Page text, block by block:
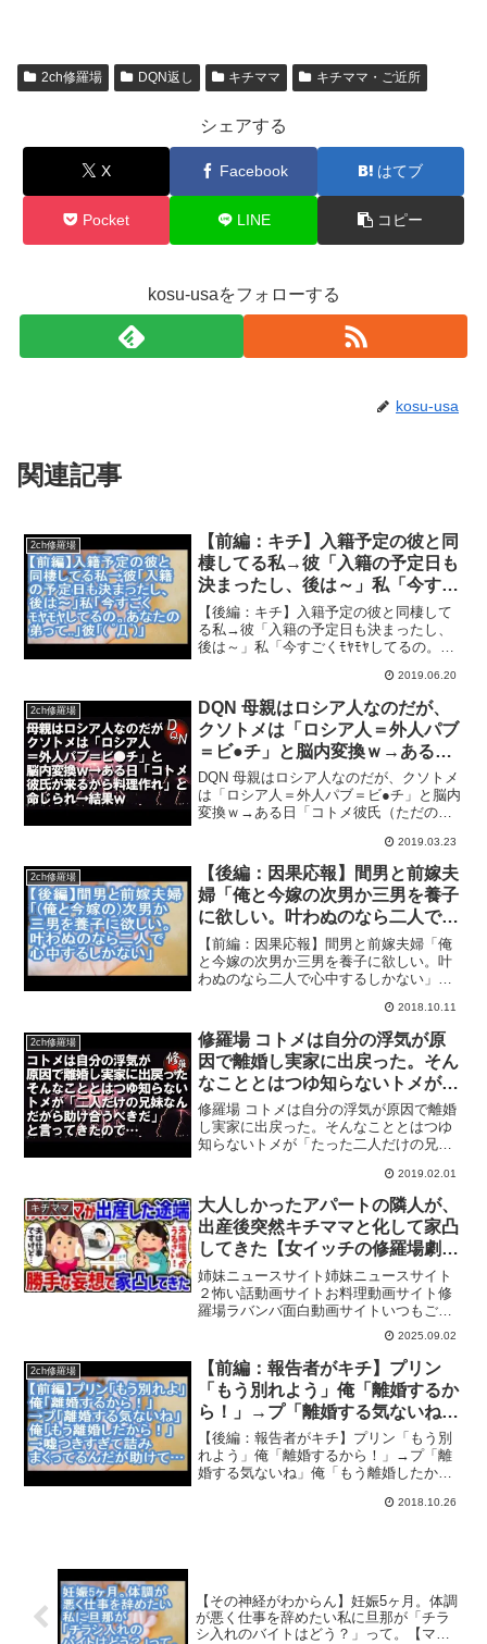
2ch修羅場 DQN返し キチママ キチママ・ご近所
シェアする
X Facebook はてブ
Pocket LINE コピー
kosu-usaをフォローする
kosu-usa
関連記事
2ch修羅場
【前編：キチ】入籍予定の彼と同
棲してる私→彼「入籍の予定日も
決まったし、後は～」私「今すご
くﾓﾔﾓﾔしてるの。あなたの弟って
」彼「 ﾟДﾟ」→結果【ママ達の修
羅場】
【後編：キチ】入籍予定の彼と同棲して
る私→彼「入籍の予定日も決まったし、
後は～」私「今すごくﾓﾔﾓﾔしてるの。あ
達の修羅場】2ちゃんねるに投稿された子
供にまつわる修羅場体験を動画にまとめ
ます！キチマ...
2019.06.20
2ch修羅場
DQN 母親はロシア人なのだが、
クソトメは「ロシア人＝外人パブ
＝ビ●チ」と脳内変換ｗ→ある日
「コトメ彼氏（ただの同僚）が来
るから料理作れ」と命じられ、仕
返し料理を提供→結果ｗ
DQN 母親はロシア人なのだが、クソトメ
は「ロシア人＝外人パブ＝ビ●チ」と脳内
変換ｗ→ある日「コトメ彼氏（ただの同
仕返し料理を提供→結果ｗ◇こちらもオ
ススメ↓関連動画【修羅場】母「この家を
出ようと思う。一...
2019.03.23
2ch修羅場
【後編：因果応報】間男と前嫁夫
婦「俺と今嫁の次男か三男を養子
に欲しい。叶わぬのなら二人で心
中するしかない」【ママ達の修羅
場】
【前編：因果応報】間男と前嫁夫婦「俺
と今嫁の次男か三男を養子に欲しい。叶
わぬのなら二人で心中するしかない」
れた子供にまつわる修羅場体験を動画に
まとめます！キチママ、泥ママ、エネ
夫、姑舅との確執など盛りだ...
2018.10.11
2ch修羅場
修羅場 コトメは自分の浮気が原
因で離婚し実家に出戻った。そん
なこととはつゆ知らないトメが
「たった二人だけの兄妹なんだか
ら助け合うべきだ、援助して」と
言ってきたので私はブチ切れた
修羅場 コトメは自分の浮気が原因で離婚
し実家に出戻った。そんなこととはつゆ
知らないトメが「たった二人だけの兄妹
と言ってきたので私はブチ切れた◇こち
らもオススメ↓関連動画【修羅場】彼に年
収を尋ねると「俺の収...
2019.02.01
キチママ
大人しかったアパートの隣人が、
出産後突然キチママと化して家凸
してきた【女イッチの修羅場劇
場】2chスレゆっくり解説
姉妹ニュースサイト姉妹ニュースサイト
２怖い話動画サイトお料理動画サイト修
羅場ラバンバ面白動画サイトいつもご視
聴、いいね、コメントたくさんありがと
うございます✭世の中の女性の身に起こ
った修羅場、スカッとした話を２ちゃん
ねる、５ちゃんねるのスレ...
2025.09.02
2ch修羅場
【前編：報告者がキチ】プリン
「もう別れよう」俺「離婚するか
ら！」→プ「離婚する気ないね」
俺「もう離婚したから！」→嘘つ
きすぎて詰みまくってるんだが助
けて…【ママ達の修羅場】
【後編：報告者がキチ】プリン「もう別
れよう」俺「離婚するから！」→プ「離
婚する気ないね」俺「もう離婚したか
だが助けて…【ママ達の修羅場】2ちゃん
2018.10.26
【その神経がわからん】妊娠5ヶ月。体調
が悪く仕事を辞めたい私に旦那が「チラ
シ入れのバイトはどう？」って。【ママ